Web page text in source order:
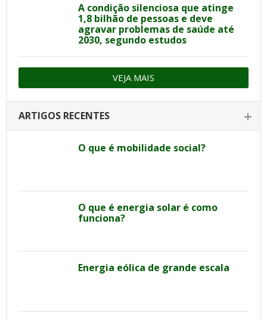
A condição silenciosa que atinge
1,8 bilhão de pessoas e deve
agravar problemas de saúde até
2030, segundo estudos
VEJA MAIS
ARTIGOS RECENTES
O que é mobilidade social?
O que é energia solar é como
funciona?
Energia eólica de grande escala